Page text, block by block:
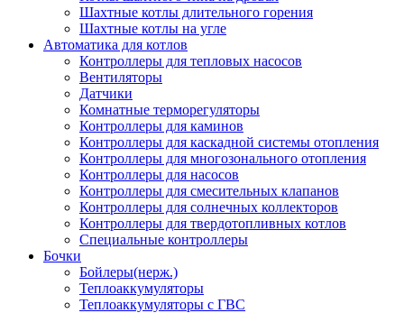
Шахтные котлы длительного горения
Шахтные котлы на угле
Автоматика для котлов
Контроллеры для тепловых насосов
Вентиляторы
Датчики
Комнатные терморегуляторы
Контроллеры для каминов
Контроллеры для каскадной системы отопления
Контроллеры для многозонального отопления
Контроллеры для насосов
Контроллеры для смесительных клапанов
Контроллеры для солнечных коллекторов
Контроллеры для твердотопливных котлов
Специальные контроллеры
Бочки
Бойлеры(нерж.)
Теплоаккумуляторы
Теплоаккумуляторы с ГВС